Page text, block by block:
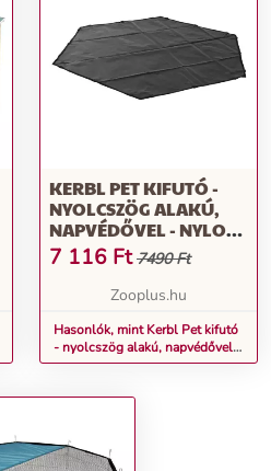
KERBL PET KIFUTÓ -
NYOLCSZÖG ALAKÚ,
NAPVÉDŐVEL - NYLON
ALAP (KETREC
NÉLKÜL)
7 116 Ft 7490 Ft
Zooplus.hu
Hasonlók, mint Kerbl Pet kifutó
- nyolcszög alakú, napvédővel -
Nylon alap (ketrec nélkül)